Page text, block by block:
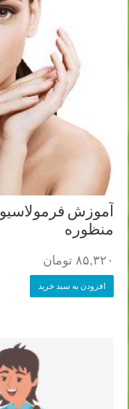
آموزش
منظوره
۸۵,۳۲۰ تومان
افزودن به سبد خرید